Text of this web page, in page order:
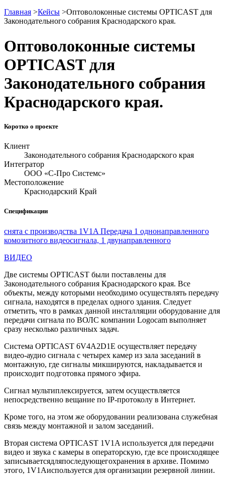
Главная >Кейсы >Оптоволоконные системы OPTICAST для
Законодательного собрания Краснодарского края.
Оптоволоконные системы
OPTICAST для
Законодательного собрания
Краснодарского края.
Коротко о проекте
Клиент
Законодательного собрания Краснодарского края
Интегратор
ООО «С-Про Системс»
Местоположение
Краснодарский Край
Спецификации
снята с производства 1V1A Передача 1 однонаправленного
комозитного видеосигнала, 1 двунаправленного
ВИДЕО
Две системы OPTICAST были поставлены для
Законодательного собрания Краснодарского края. Все
объекты, между которыми необходимо осуществлять передачу
сигнала, находятся в пределах одного здания. Следует
отметить, что в рамках данной инсталляции оборудование для
передачи сигнала по ВОЛС компании Logocam выполняет
сразу несколько различных задач.
Система OPTICAST 6V4A2D1E осуществляет передачу
видео-аудио сигнала с четырех камер из зала заседаний в
монтажную, где сигналы микшируются, накладывается и
происходит подготовка прямого эфира.
Сигнал мультиплексируется, затем осуществляется
непосредственно вещание по IP-протоколу в Интернет.
Кроме того, на этом же оборудовании реализована служебная
связь между монтажной и залом заседаний.
Вторая система OPTICAST 1V1A используется для передачи
видео и звука с камеры в операторскую, где все происходящее
записываетсядляпоследующегохранения в архиве. Помимо
этого, 1V1Aиспользуется для организации резервной линии.